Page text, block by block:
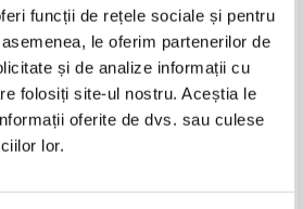
funcții de rețele sociale și pentru
le oferim partenerilor de
și de analize informații cu
folosiți site-ul nostru. Aceștia le
oferite de dvs. sau culese
lor.